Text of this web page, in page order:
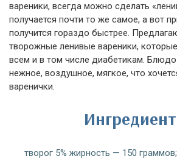
вареники, всегда можно сделать
получается почти то же самое, а вот
получится гораздо быстрее.
творожные ленивые вареники,
всем и в том числе диабетикам. Блюдо
нежное, воздушное, мягкое, что
варенички.
творог 5% жирность — 150 граммов;